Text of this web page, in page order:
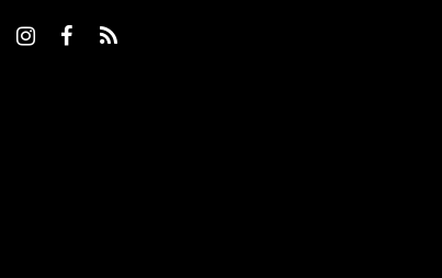
Instagram
Facebook
RSS